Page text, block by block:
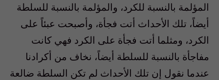
المؤلمة بالنسبة للكرد، والمؤلمة بالنسبة للسلطة
أيضاً، تلك الأحداث أتت فجأة، وأصبحت عبئاً على
الكرد، ومثلما أتت فجأة على الكرد فهي كانت
مفاجأة بالنسبة للسلطة أيضاً، نخاف من أكرادنا
عندما نقول إن تلك الأحداث لم تكن السلطة ضالعة